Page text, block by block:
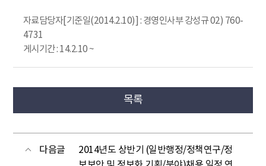
자료담당자[기준일(2014.2.10)] : 경영인사부 강성규 02) 760-
4731
게시기간 : 14.2.10 ~
목록
다음글
2014년도 상반기 (일반행정/정책연구/정